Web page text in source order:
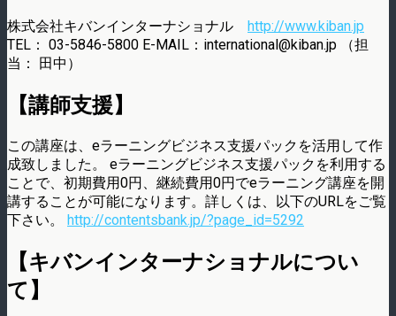
株式会社キバンインターナショナル
http://www.kiban.jp
TEL： 03-5846-5800 E-MAIL：international@kiban.jp （担
当： 田中）
【講師支援】
この講座は、eラーニングビジネス支援パックを活用して作
成致しました。 eラーニングビジネス支援パックを利用する
ことで、初期費用0円、継続費用0円でeラーニング講座を開
講することが可能になります。詳しくは、以下のURLをご覧
下さい。
http://contentsbank.jp/?page_id=5292
【キバンインターナショナルについ
て】